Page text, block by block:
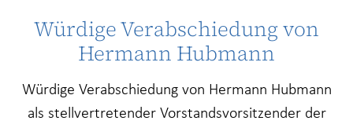
Würdige Verabschiedung von
Hermann Hubmann
Würdige Verabschiedung von Hermann Hubmann
als stellvertretender Vorstandsvorsitzender der